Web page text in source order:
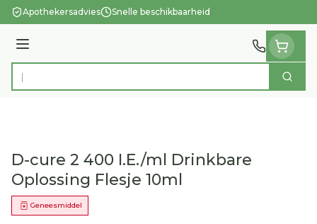
Ga naar de inhoud
Apothekersadvies Snelle beschikbaarheid
Menu
Product, merk, categorie... Zoek
D-cure 2 400 I.E./ml Drinkbare
Oplossing Flesje 10ml
Geneesmiddel